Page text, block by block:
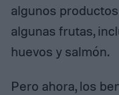
algunos
algunas frutas,
huevos y salmón.
Pero ahora, los